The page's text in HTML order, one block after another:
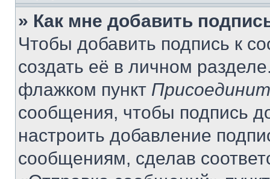
» Как мне добавить
Чтобы добавить подпись к
создать её в личном
флажком пункт
сообщения, чтобы подпись
настроить добавление
сообщениям, сделав